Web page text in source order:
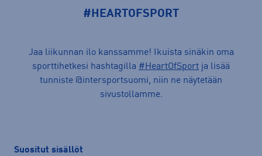
#HEARTOFSPORT
Jaa liikunnan ilo kanssamme! Ikuista sinäkin oma
sporttihetkesi hashtagilla #HeartOfSport ja lisää
tunniste @intersportsuomi, niin ne näytetään
sivustollamme.
Suositut sisällöt